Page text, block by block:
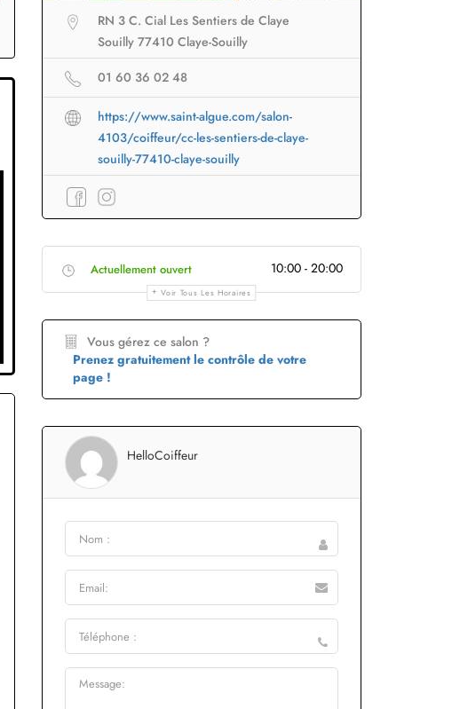
emporter en voyage
Profiterà -50%
lissage ultra rapide
Profiterà -50%
RN 3 C. Cial Les Sentiers de Claye
Souilly 77410 Claye-Souilly
01 60 36 02 48
https://www.saint-algue.com/salon-
4103/coiffeur/cc-les-sentiers-de-claye-
souilly-77410-claye-souilly
Actuellement ouvert 10:00 - 20:00
Voir Tous Les Horaires
Vous gérez ce salon ?
Prenez gratuitement le contrôle de votre
page !
HelloCoiffeur